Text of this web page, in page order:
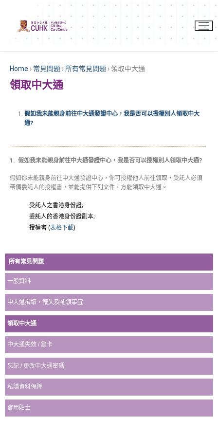
Home › 常見問題 › 所有常見問題 ›領取中大通
領取中大通
假如我未能親身前往中大通發證中心，我是否可以授權別人領取中大
通?
1. 假如我未能親身前往中大通發證中心，我是否可以授權別人領取中大通?
假如你未能親身前往中大通發證中心，你可授權他人前往領取，受託人必須
帶備委託人的授權書，並能提供下列文件，方能領取中大通。
受託人之香港身份證;
委託人的香港身份證副本;
授權書 (表格下載)
所有常見問題
一般資料
中大通損壞，報失及補領事宜
領取中大通
中大通失效 / 鎖卡
忘記 / 更改中大通密碼
私隱資料保障
實用貼士